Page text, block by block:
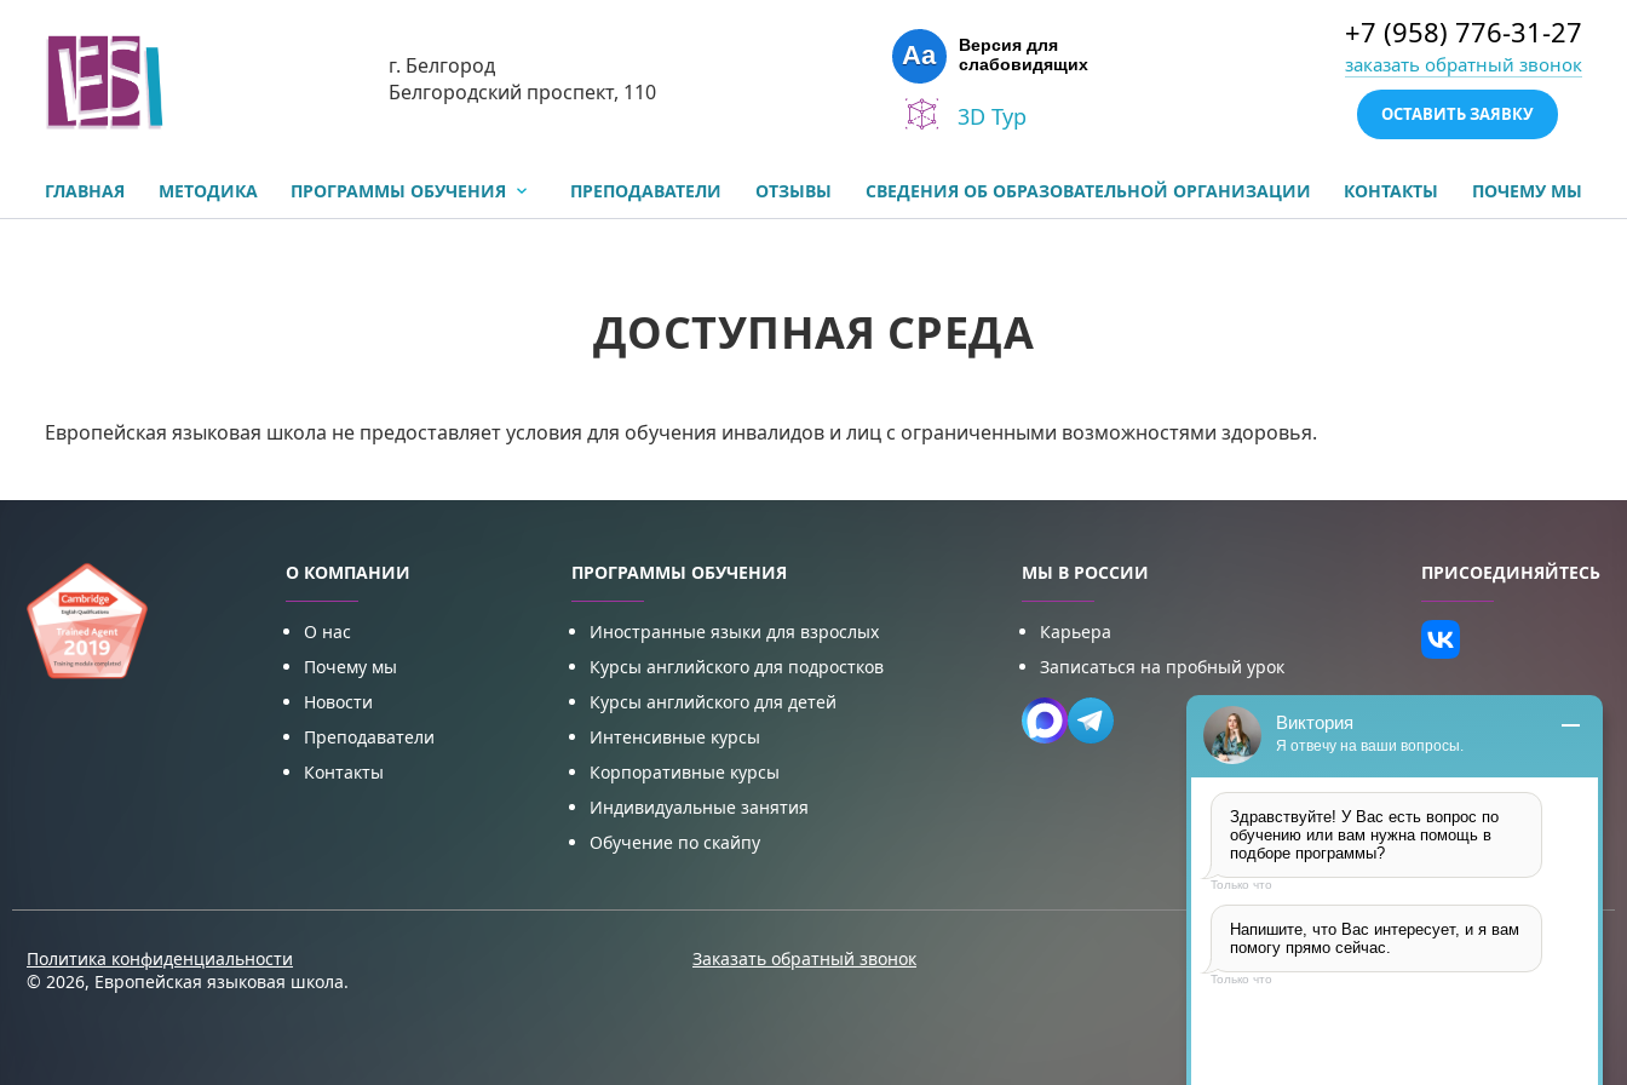
г. Белгород
Белгородский проспект, 110
Aa
Версия для
слабовидящих
3D Тур
+7 (958) 776-31-27
заказать обратный звонок
ОСТАВИТЬ ЗАЯВКУ
ГЛАВНАЯ МЕТОДИКА ПРОГРАММЫ ОБУЧЕНИЯ ПРЕПОДАВАТЕЛИ ОТЗЫВЫ СВЕДЕНИЯ ОБ ОБРАЗОВАТЕЛЬНОЙ ОРГАНИЗАЦИИ КОНТАКТЫ ПОЧЕМУ МЫ
ДОСТУПНАЯ СРЕДА
Европейская языковая школа не предоставляет условия для обучения инвалидов и лиц с ограниченными возможностями здоровья.
О КОМПАНИИ
О нас
Почему мы
Новости
Преподаватели
Контакты
ПРОГРАММЫ ОБУЧЕНИЯ
Иностранные языки для взрослых
Курсы английского для подростков
Курсы английского для детей
Интенсивные курсы
Корпоративные курсы
Индивидуальные занятия
Обучение по скайпу
МЫ В РОССИИ
Карьера
Записаться на пробный урок
ПРИСОЕДИНЯЙТЕСЬ
Политика конфиденциальности
© 2026, Европейская языковая школа.
Заказать обратный звонок
Виктория
Я отвечу на ваши вопросы.
Здравствуйте! У Вас есть вопрос по
обучению или вам нужна помощь в
подборе программы?
Только что
Напишите, что Вас интересует, и я вам
помогу прямо сейчас.
Только что